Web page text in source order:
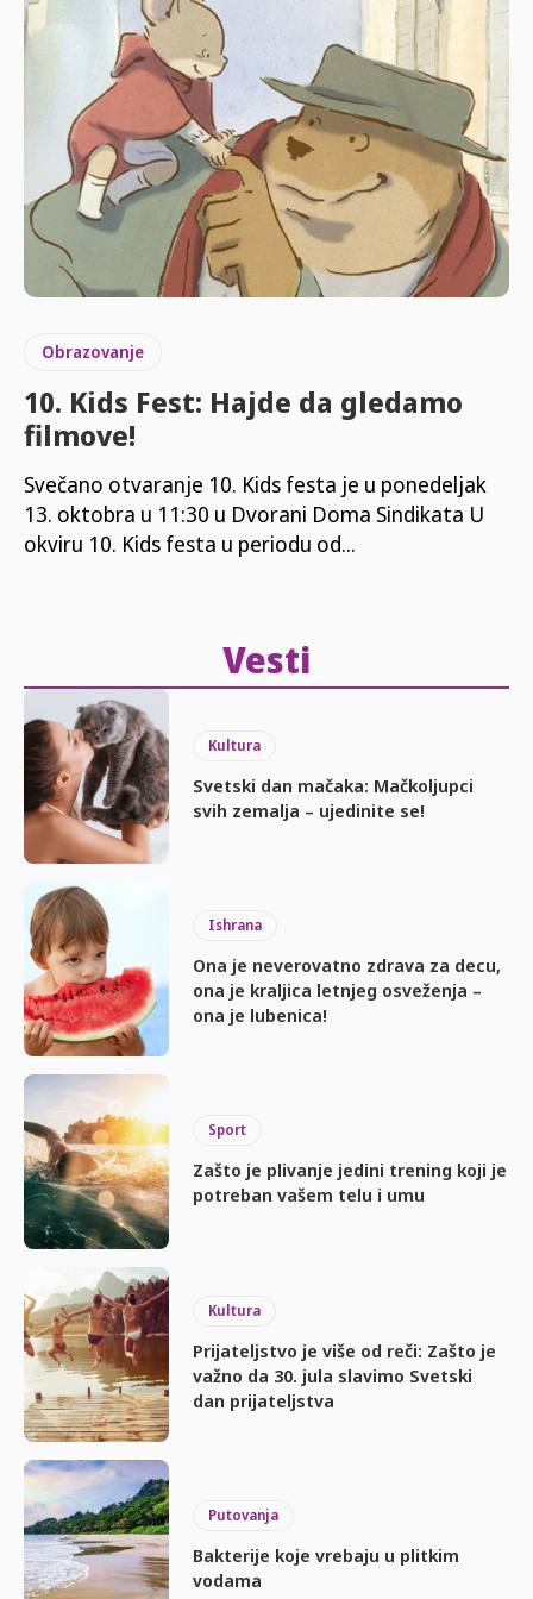
Obrazovanje
10. Kids Fest: Hajde da gledamo
filmove!
Svečano otvaranje 10. Kids festa je u ponedeljak
13. oktobra u 11:30 u Dvorani Doma Sindikata U
okviru 10. Kids festa u periodu od...
Vesti
Kultura
Svetski dan mačaka: Mačkoljupci
svih zemalja – ujedinite se!
Ishrana
Ona je neverovatno zdrava za decu,
ona je kraljica letnjeg osveženja –
ona je lubenica!
Sport
Zašto je plivanje jedini trening koji je
potreban vašem telu i umu
Kultura
Prijateljstvo je više od reči: Zašto je
važno da 30. jula slavimo Svetski
dan prijateljstva
Putovanja
Bakterije koje vrebaju u plitkim
vodama